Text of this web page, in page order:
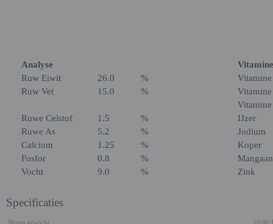
Analyse
Ruw Eiwit
26.0 %
Ruw Vet
15.0 %
Ruwe Celstof
1.5 %
IJzer
Ruwe As
5.2 %
Jodium
Calcium
1.25 %
Koper
Fosfor
0.8 %
Mangaan
Vocht
9.0 % Zink
Specificaties